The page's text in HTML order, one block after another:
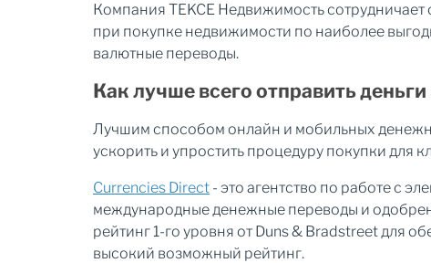
Компания TEKCE Недвижимость
при покупке недвижимости по наиболее
валютные переводы.
Как лучше всего отправить деньги
Лучшим способом онлайн и мобильных
ускорить и упростить процедуру покупки для
Currencies Direct - это агентство по работе с
международные денежные переводы и
рейтинг 1-го уровня от Duns & Bradstreet для
высокий возможный рейтинг.